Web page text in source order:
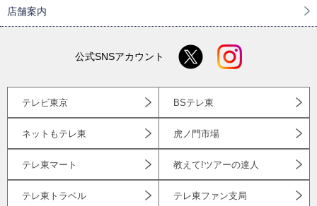
店舗案内
公式SNSアカウント
テレビ東京 BSテレ東
ネットもテレ東 虎ノ門市場
テレ東マート 教えて!ツアーの達人
テレ東トラベル テレ東ファン支局